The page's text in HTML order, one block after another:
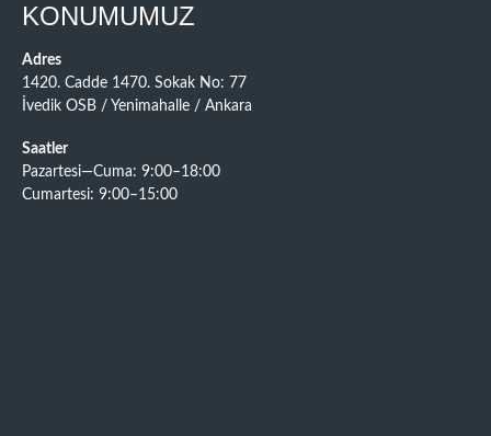
KONUMUMUZ
Adres
1420. Cadde 1470. Sokak No: 77
İvedik OSB / Yenimahalle / Ankara
Saatler
Pazartesi—Cuma: 9:00–18:00
Cumartesi: 9:00–15:00